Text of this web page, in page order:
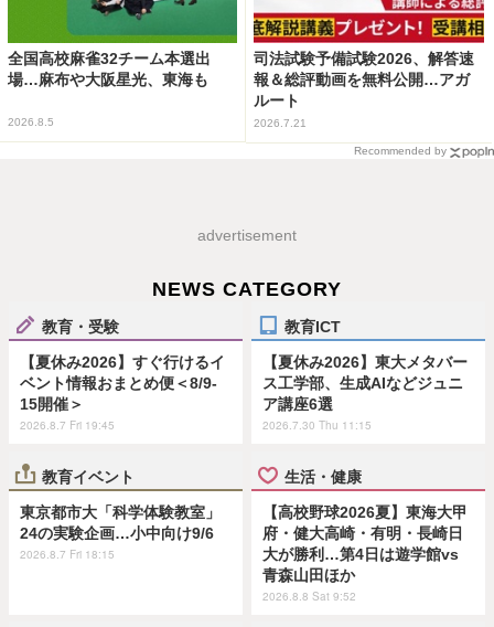
全国高校麻雀32チーム本選出
場…麻布や大阪星光、東海も
2026.8.5
司法試験予備試験2026、解答速
報＆総評動画を無料公開…アガ
ルート
2026.7.21
Recommended by
advertisement
NEWS CATEGORY
教育・受験
【夏休み2026】すぐ行けるイ
ベント情報おまとめ便＜8/9-
15開催＞
2026.8.7 Fri 19:45
教育ICT
【夏休み2026】東大メタバー
ス工学部、生成AIなどジュニ
ア講座6選
2026.7.30 Thu 11:15
教育イベント
東京都市大「科学体験教室」
24の実験企画…小中向け9/6
2026.8.7 Fri 18:15
生活・健康
【高校野球2026夏】東海大甲
府・健大高崎・有明・長崎日
大が勝利…第4日は遊学館vs
青森山田ほか
2026.8.8 Sat 9:52